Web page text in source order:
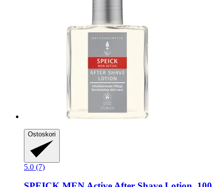
Ostoskori
5.0 (7)